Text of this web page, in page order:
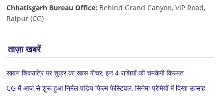
Chhatisgarh Bureau Office: Behind Grand Canyon, VIP Road,
Raipur (CG)
ताज़ा खबरें
सावन शिवरात्रि पर शुक्र का खास गोचर, इन 4 राशियों की चमकेगी किस्मत
CG में आज से शुरू हुआ निर्मल पांडेय फिल्म फेस्टिवल, सिनेमा प्रेमियों में दिखा उत्साह